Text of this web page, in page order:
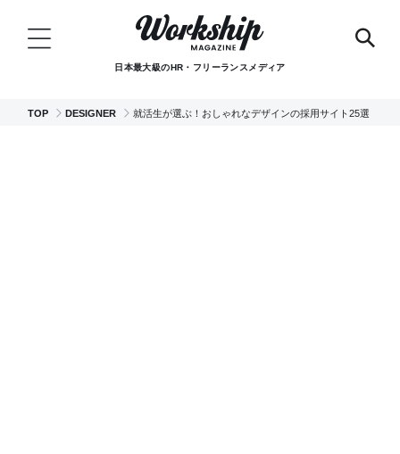
日本最大級のHR・フリーランスメディア
TOP DESIGNER 就活生が選ぶ！おしゃれなデザインの採用サイト25選